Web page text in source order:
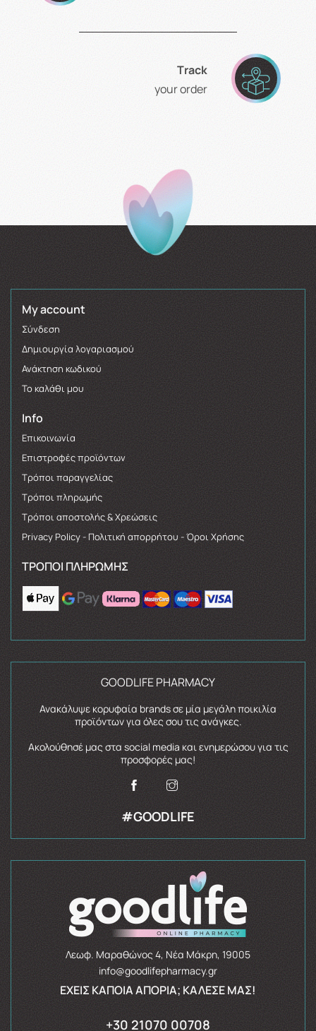
Τrack
your order
My account
Σύνδεση
Δημιουργία λογαριασμού
Ανάκτηση κωδικού
Το καλάθι μου
Info
Επικοινωνία
Επιστροφές προϊόντων
Τρόποι παραγγελίας
Τρόποι πληρωμής
Τρόποι αποστολής & Χρεώσεις
Privacy Policy - Πολιτική απορρήτου - Όροι Χρήσης
ΤΡΌΠΟΙ ΠΛΗΡΩΜΉΣ
GOODLIFE PHARMACY
Ανακάλυψε κορυφαία brands σε μία μεγάλη ποικιλία
προϊόντων για όλες σου τις ανάγκες.
Ακολούθησέ μας στα social media και ενημερώσου για τις
προσφορές μας!
#GOODLIFE
Λεωφ. Μαραθώνος 4, Νέα Μάκρη, 19005
info@goodlifepharmacy.gr
ΈΧΕΙΣ ΚΆΠΟΙΑ ΑΠΟΡΊΑ; ΚΆΛΕΣΈ ΜΑΣ!
+30 21070 00708